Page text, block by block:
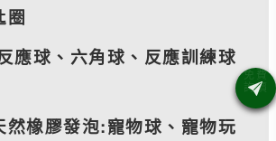
圈
應球、六角球、反應訓練球
然橡膠發泡:寵物球、寵物玩